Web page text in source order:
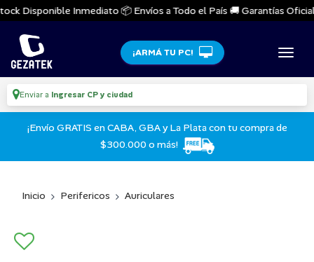
Disponible Inmediato 📦 Envíos a Todo el País 🚚 Garantías
¡ARMÁ TU PC!
Enviar a Ingresar CP y ciudad
¡Envío GRATIS en CABA, GBA y La Plata con tu compra de
$300.000 o más!
Inicio Perifericos Auriculares